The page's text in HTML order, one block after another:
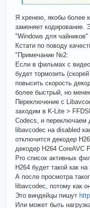
Я хренею, якобы более
заменяет кодирование.
"Windows для
Кстати по поводу
"Примечание №2:
Если в фильмах с
будет тормозить
повысить скорость
более быстрый, но
Переключение с
заходим в K-Lite >
Codecs, и переключаем
libavcodec на disabled
отключится декодер
декодер H264 CoreAVC
Pro список активных
H264 будет такой как на
А после просмотра
libavcodec, потому как
Это виндейцы пишут
Или может быть